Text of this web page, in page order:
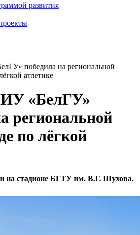
развития
победила на региональной
атлетике
«БелГУ»
региональной
по лёгкой
на стадионе БГТУ им. В.Г. Шухова.